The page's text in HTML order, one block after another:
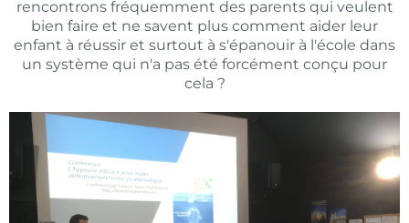
rencontrons fréquemment des parents qui veulent
bien faire et ne savent plus comment aider leur
enfant à réussir et surtout à s'épanouir à l'école dans
un système qui n'a pas été forcément conçu pour
cela ?